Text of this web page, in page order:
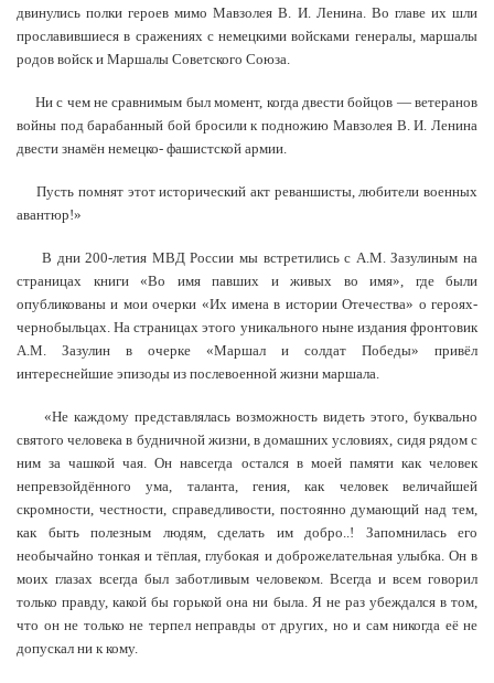
двинулись полки героев мимо Мавзолея В. И. Ленина. Во главе их шли
прославившиеся в сражениях с немецкими войсками генералы, маршалы
родов войск и Маршалы Советского Союза.
Ни с чем не сравнимым был момент, когда двести бойцов — ветеранов
войны под барабанный бой бросили к подножию Мавзолея В. И. Ленина
двести знамён немецко- фашистской армии.
Пусть помнят этот исторический акт реваншисты, любители военных
авантюр!»
В дни 200-летия МВД России мы встретились с А.М. Зазулиным на
страницах книги «Во имя павших и живых во имя», где были
опубликованы и мои очерки «Их имена в истории Отечества» о героях-
чернобыльцах. На страницах этого уникального ныне издания фронтовик
А.М. Зазулин в очерке «Маршал и солдат Победы» привёл
интереснейшие эпизоды из послевоенной жизни маршала.
«Не каждому представлялась возможность видеть этого, буквально
святого человека в будничной жизни, в домашних условиях, сидя рядом с
ним за чашкой чая. Он навсегда остался в моей памяти как человек
непревзойдённого ума, таланта, гения, как человек величайшей
скромности, честности, справедливости, постоянно думающий над тем,
как быть полезным людям, сделать им добро..! Запомнилась его
необычайно тонкая и тёплая, глубокая и доброжелательная улыбка. Он в
моих глазах всегда был заботливым человеком. Всегда и всем говорил
только правду, какой бы горькой она ни была. Я не раз убеждался в том,
что он не только не терпел неправды от других, но и сам никогда её не
допускал ни к кому.